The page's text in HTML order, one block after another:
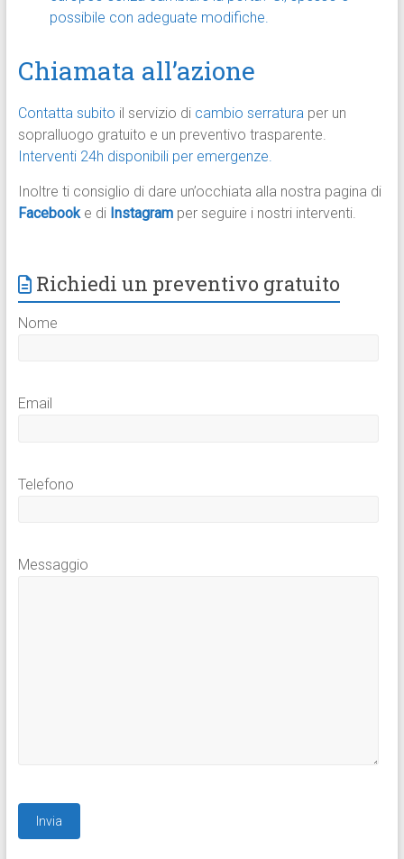
possibile con adeguate modifiche.
Chiamata all’azione
Contatta subito il servizio di cambio serraturaper un
sopralluogo gratuito e un preventivo trasparente.
Interventi 24h disponibili per emergenze.
Inoltre ti consiglio di dare un’occhiata alla nostra pagina di
Facebook e di Instagram per seguire i nostri interventi.
Richiedi un preventivo gratuito
Nome
Email
Telefono
Messaggio